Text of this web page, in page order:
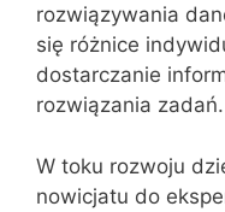
rozwiązywania
się różnice
dostarczanie
rozwiązania zadań.
W toku rozwoju
nowicjatu do